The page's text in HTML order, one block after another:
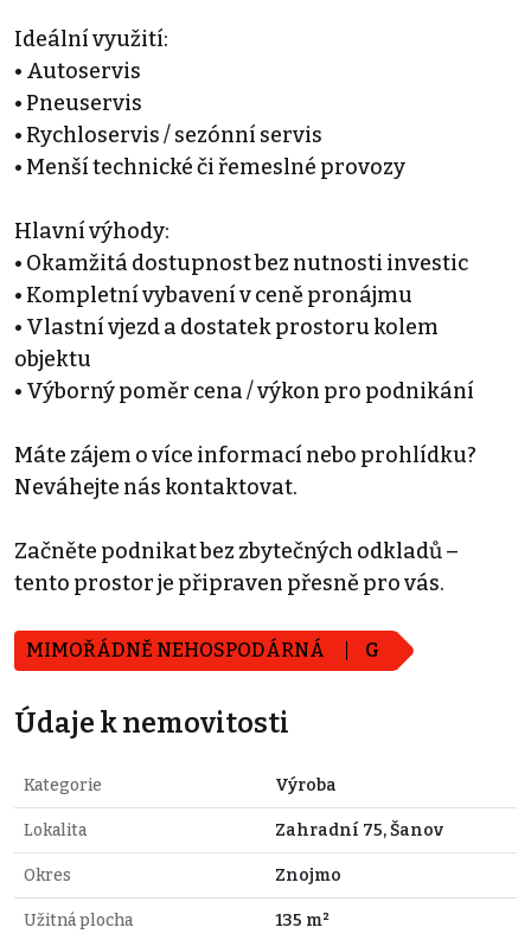
Ideální využití:
• Autoservis
• Pneuservis
• Rychloservis / sezónní servis
• Menší technické či řemeslné provozy
Hlavní výhody:
• Okamžitá dostupnost bez nutnosti investic
• Kompletní vybavení v ceně pronájmu
• Vlastní vjezd a dostatek prostoru kolem
objektu
• Výborný poměr cena / výkon pro podnikání
Máte zájem o více informací nebo prohlídku?
Neváhejte nás kontaktovat.
Začněte podnikat bez zbytečných odkladů –
tento prostor je připraven přesně pro vás.
MIMOŘÁDNĚ NEHOSPODÁRNÁ G
Údaje k nemovitosti
Kategorie Výroba
Lokalita Zahradní 75, Šanov
Okres Znojmo
Užitná plocha 135 m²